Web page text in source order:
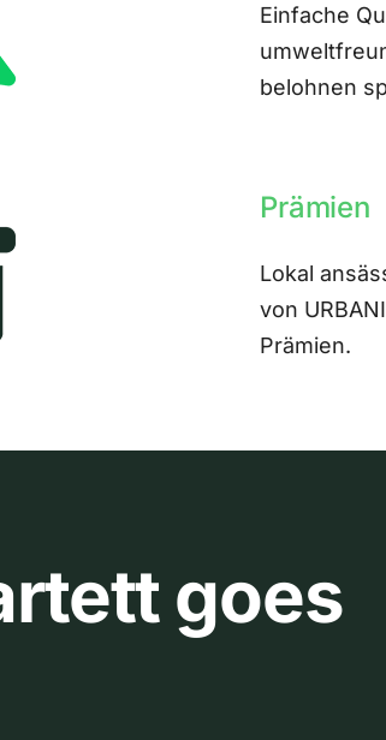
Einfache
belohnen
Prämien
Lokal
von
Prämien.
goes